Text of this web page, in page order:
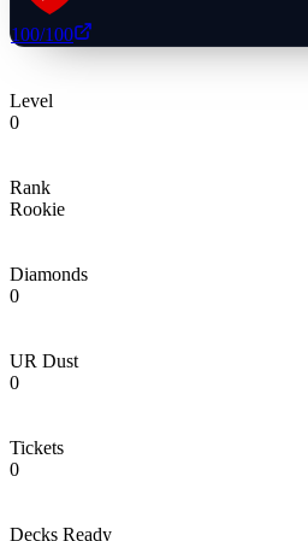
100/100
Level
0
Rank
Rookie
Diamonds
0
UR Dust
0
Tickets
0
Decks Ready